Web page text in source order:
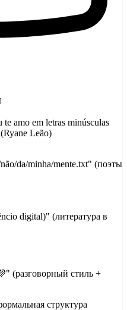
te amo em letras minúsculas
Leão)
da/minha/mente.txt" (поэты
digital)" (литература в
(разговорный стиль +
структура